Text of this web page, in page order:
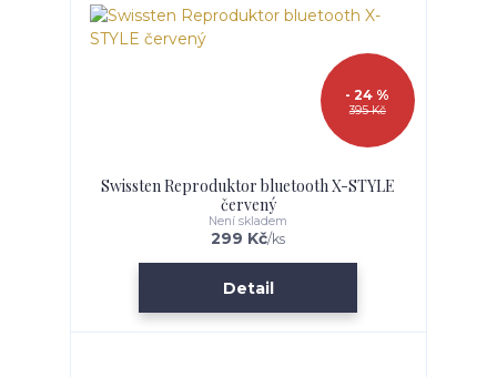
395 Kč
- 24 %
Swissten Reproduktor bluetooth X-STYLE
červený
299 Kč/ks
Není skladem
Detail